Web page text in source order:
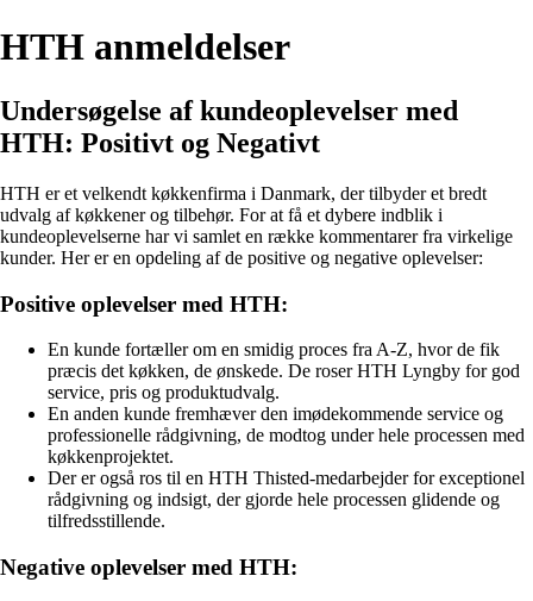
HTH anmeldelser
Undersøgelse af kundeoplevelser med
HTH: Positivt og Negativt
HTH er et velkendt køkkenfirma i Danmark, der tilbyder et bredt
udvalg af køkkener og tilbehør. For at få et dybere indblik i
kundeoplevelserne har vi samlet en række kommentarer fra virkelige
kunder. Her er en opdeling af de positive og negative oplevelser:
Positive oplevelser med HTH:
En kunde fortæller om en smidig proces fra A-Z, hvor de fik
præcis det køkken, de ønskede. De roser HTH Lyngby for god
service, pris og produktudvalg.
En anden kunde fremhæver den imødekommende service og
professionelle rådgivning, de modtog under hele processen med
køkkenprojektet.
Der er også ros til en HTH Thisted-medarbejder for exceptionel
rådgivning og indsigt, der gjorde hele processen glidende og
tilfredsstillende.
Negative oplevelser med HTH: